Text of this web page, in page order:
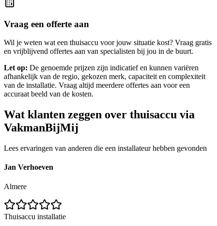
Vraag een offerte aan
Wil je weten wat een thuisaccu voor jouw situatie kost? Vraag gratis
en vrijblijvend offertes aan van specialisten bij jou in de buurt.
Let op: De genoemde prijzen zijn indicatief en kunnen variëren
afhankelijk van de regio, gekozen merk, capaciteit en complexiteit
van de installatie. Vraag altijd meerdere offertes aan voor een
accuraat beeld van de kosten.
Wat klanten zeggen over thuisaccu via
VakmanBijMij
Lees ervaringen van anderen die een installateur hebben gevonden
Jan Verhoeven
Almere
Thuisaccu installatie